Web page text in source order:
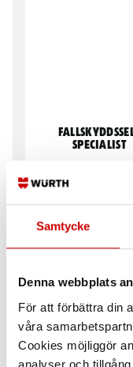
Samtycke
Denna webbplats
För att förbättra din
våra
Cookies möjliggör
analyser och
Specialist
hängande/sittande
Fallskyddssele